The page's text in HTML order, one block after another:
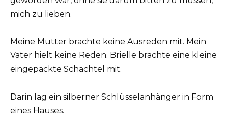
mich zu lieben.
Meine Mutter brachte keine Ausreden mit. Mein
Vater hielt keine Reden. Brielle brachte eine kleine
eingepackte Schachtel mit.
Darin lag ein silberner Schlüsselanhänger in Form
eines Hauses.